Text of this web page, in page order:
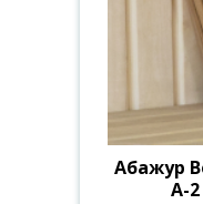
Абажур
А-